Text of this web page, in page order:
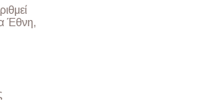
Έθνη,